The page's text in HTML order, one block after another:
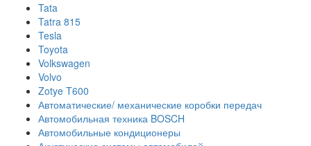
Tata
Tatra 815
Tesla
Toyota
Volkswagen
Volvo
Zotye T600
Автоматические/ механические коробки передач
Автомобильная техника BOSCH
Автомобильные кондиционеры